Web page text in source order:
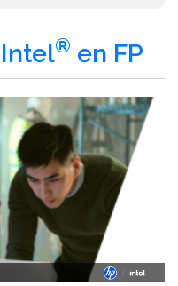
® en FP